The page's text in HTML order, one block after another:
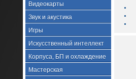
Видеокарты
Звук и акустика
Игры
Искусственный интеллект
Корпуса, БП и охлаждение
Мастерская